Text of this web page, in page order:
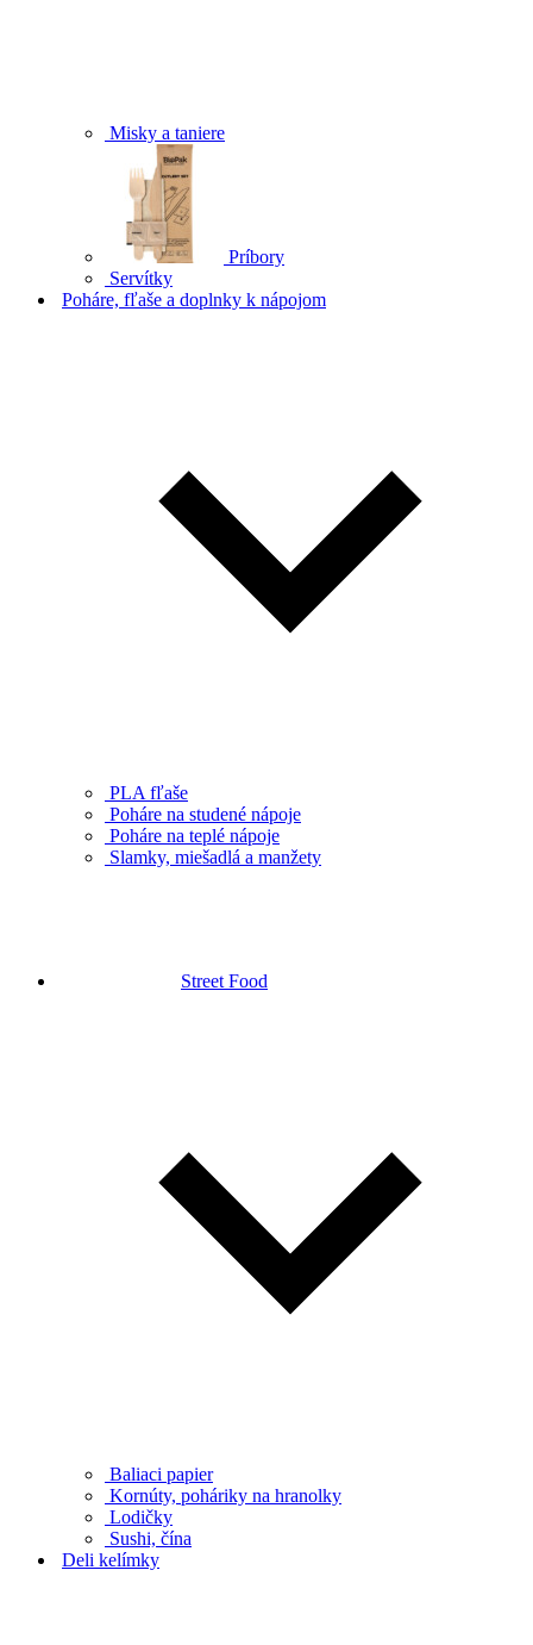
Misky a taniere
Príbory
Servítky
Poháre, fľaše a doplnky k nápojom
PLA fľaše
Poháre na studené nápoje
Poháre na teplé nápoje
Slamky, miešadlá a manžety
Street Food
Baliaci papier
Kornúty, poháriky na hranolky
Lodičky
Sushi, čína
Deli kelímky